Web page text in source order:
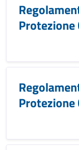
Protezione
Protezione